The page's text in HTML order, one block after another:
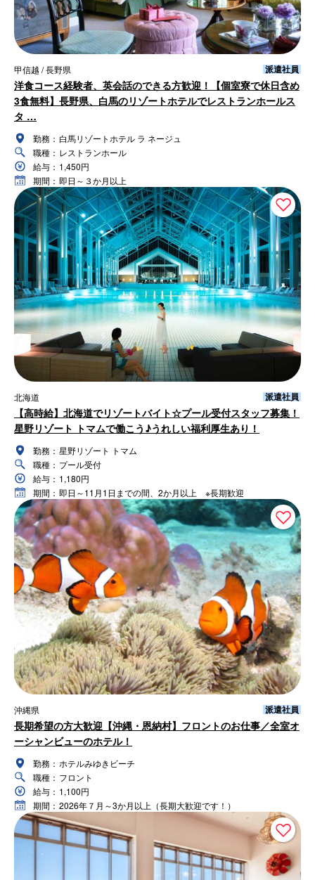
甲信越 / 長野県 派遣社員
洋食コース経験者、英会話のできる方歓迎！【個室寮で休日含め
3食無料】長野県、白馬のリゾートホテルでレストランホールス
タ …
勤務： 白馬リゾートホテル ラ ネージュ
職種： レストランホール
給与： 1,450円
期間： 即日～３か月以上
北海道 派遣社員
【高時給】北海道でリゾートバイト☆プール受付スタッフ募集！
星野リゾート トマムで働こう♪うれしい福利厚生あり！
勤務： 星野リゾート トマム
職種： プール受付
給与： 1,180円
期間： 即日～11月1日までの間、2か月以上 ※長期歓迎
沖縄県 派遣社員
長期希望の方大歓迎【沖縄・恩納村】フロントのお仕事／全室オ
ーシャンビューのホテル！
勤務： ホテルみゆきビーチ
職種： フロント
給与： 1,100円
期間： 2026年７月～3か月以上（長期大歓迎です！）